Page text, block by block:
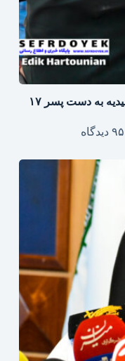
قتل مرد ارمنی سالخورده در محله مجیدیه به دست پسر ۱۷
۹۵ دیدگاه